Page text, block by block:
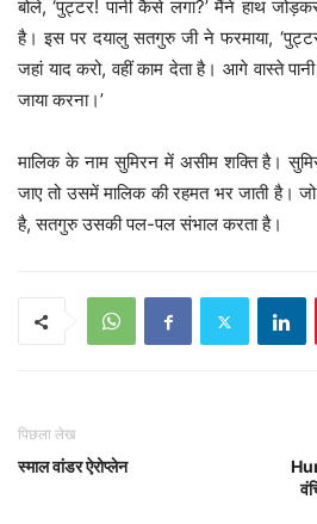
बोले, ‘पुट्टर! पानी कैसे लगा?’ मैंने हाथ
है। इस पर दयालु सतगुरु जी ने फरमाया,
जहां याद करो, वहीं काम देता है। आगे वास्ते
जाया करना।’
मालिक के नाम सुमिरन में असीम शक्ति है।
जाए तो उसमें मालिक की रहमत भर जाती है।
है, सतगुरु उसकी पल-पल संभाल करता है।
पिछला लेख
स्माल वांडर ऐरोप्लेन